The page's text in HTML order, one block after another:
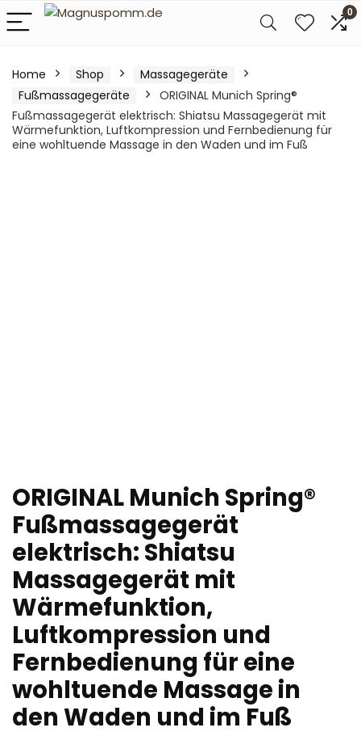
0
Home Shop
Massagegeräte
Fußmassagegeräte
ORIGINAL Munich Spring®
Fußmassagegerät elektrisch: Shiatsu Massagegerät mit
Wärmefunktion, Luftkompression und Fernbedienung für
eine wohltuende Massage in den Waden und im Fuß
ORIGINAL Munich Spring®
Fußmassagegerät
elektrisch: Shiatsu
Massagegerät mit
Wärmefunktion,
Luftkompression und
Fernbedienung für eine
wohltuende Massage in
den Waden und im Fuß